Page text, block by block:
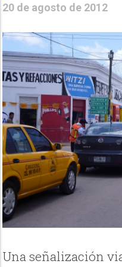
20 de agosto de 2012
Una señalización